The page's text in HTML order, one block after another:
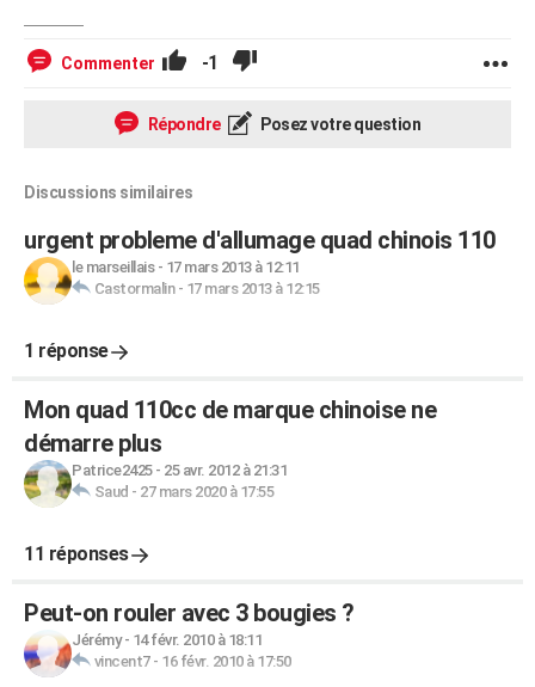
Commenter -1
Répondre Posez votre question
Discussions similaires
urgent probleme d'allumage quad chinois 110
le marseillais- 17 mars 2013 à 12:11
Castormalin- 17 mars 2013 à 12:15
1 réponse
Mon quad 110cc de marque chinoise ne
démarre plus
Patrice2425- 25 avr. 2012 à 21:31
Saud - 27 mars 2020 à 17:55
11 réponses
Peut-on rouler avec 3 bougies ?
Jérémy- 14 févr. 2010 à 18:11
vincent7- 16 févr. 2010 à 17:50